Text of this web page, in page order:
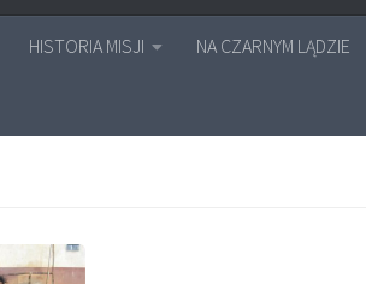
HISTORIA MISJI NA CZARNYM LĄDZIE